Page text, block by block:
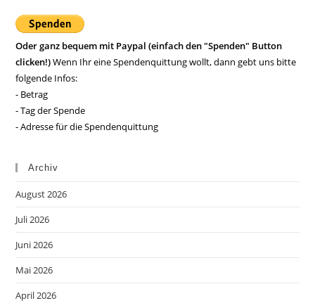
Oder ganz bequem mit Paypal (einfach den "Spenden" Button
clicken!)Wenn Ihr eine Spendenquittung wollt, dann gebt uns bitte
folgende Infos:
- Betrag
- Tag der Spende
- Adresse für die Spendenquittung
Archiv
August 2026
Juli 2026
Juni 2026
Mai 2026
April 2026